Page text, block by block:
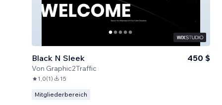
Black N Sleek
Von Graphic2Traffic
450 $
1,0(1) 15
Mitgliederbereich